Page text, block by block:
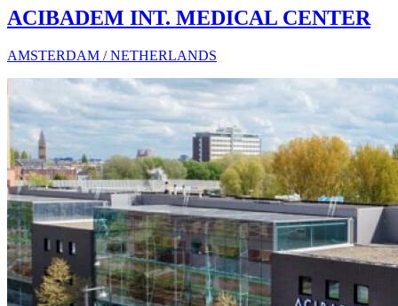
ACIBADEM INT. MEDICAL CENTER
AMSTERDAM / NETHERLANDS